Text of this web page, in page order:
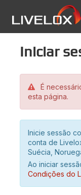
Iniciar
É
esta página.
Inicie sessão
conta de
Suécia,
Ao iniciar
Condições do